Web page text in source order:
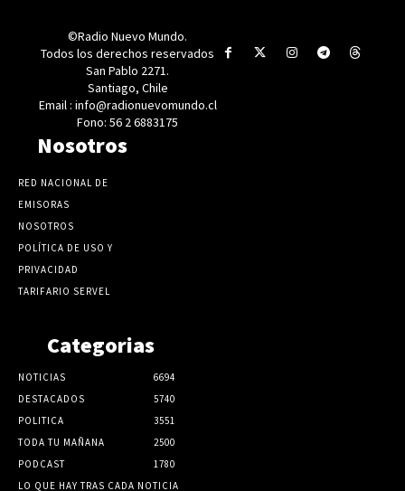
©Radio Nuevo Mundo.
Todos los derechos reservados
San Pablo 2271.
Santiago, Chile
Email : info@radionuevomundo.cl
Fono: 56 2 6883175
Nosotros
RED NACIONAL DE
EMISORAS
NOSOTROS
POLÍTICA DE USO Y
PRIVACIDAD
TARIFARIO SERVEL
Categorias
NOTICIAS
6694
DESTACADOS
5740
POLITICA
3551
TODA TU MAÑANA
2500
PODCAST
1780
LO QUE HAY TRAS CADA NOTICIA